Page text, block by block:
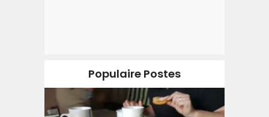
Populaire Postes